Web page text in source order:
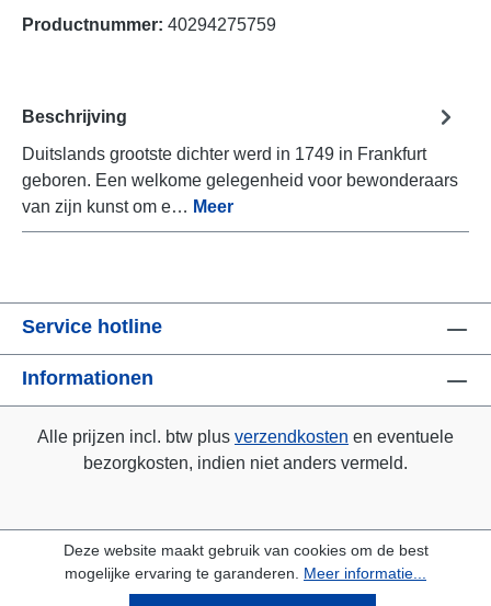
Productnummer: 40294275759
Beschrijving
Duitslands grootste dichter werd in 1749 in Frankfurt
geboren. Een welkome gelegenheid voor bewonderaars
van zijn kunst om e… Meer
Service hotline
Informationen
Alle prijzen incl. btw plus verzendkosten en eventuele
bezorgkosten, indien niet anders vermeld.
Deze website maakt gebruik van cookies om de best
mogelijke ervaring te garanderen. Meer informatie...